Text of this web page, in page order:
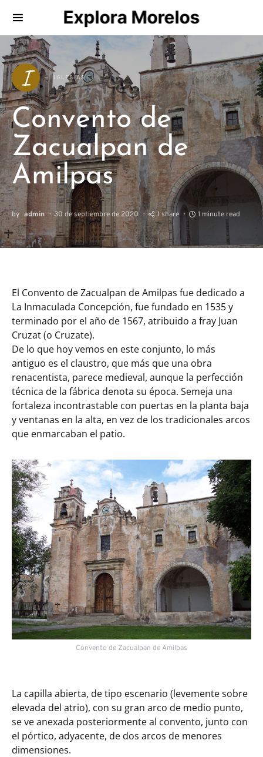
Explora Morelos
Search for:
I IGLESIAS
Convento de
Zacualpan de
Amilpas
by admin 30 de septiembre de 2020 1 share 1 minute read
El Convento de Zacualpan de Amilpas fue dedicado a
La Inmaculada Concepción, fue fundado en 1535 y
terminado por el año de 1567, atribuido a fray Juan
Cruzat (o Cruzate).
De lo que hoy vemos en este conjunto, lo más
antiguo es el claustro, que más que una obra
renacentista, parece medieval, aunque la perfección
técnica de la fábrica denota su época. Semeja una
fortaleza incontrastable con puertas en la planta baja
y ventanas en la alta, en vez de los tradicionales arcos
que enmarcaban el patio.
Convento de Zacualpan de Amilpas
La capilla abierta, de tipo escenario (levemente sobre
elevada del atrio), con su gran arco de medio punto,
se ve anexada posteriormente al convento, junto con
el pórtico, adyacente, de dos arcos de menores
dimensiones.